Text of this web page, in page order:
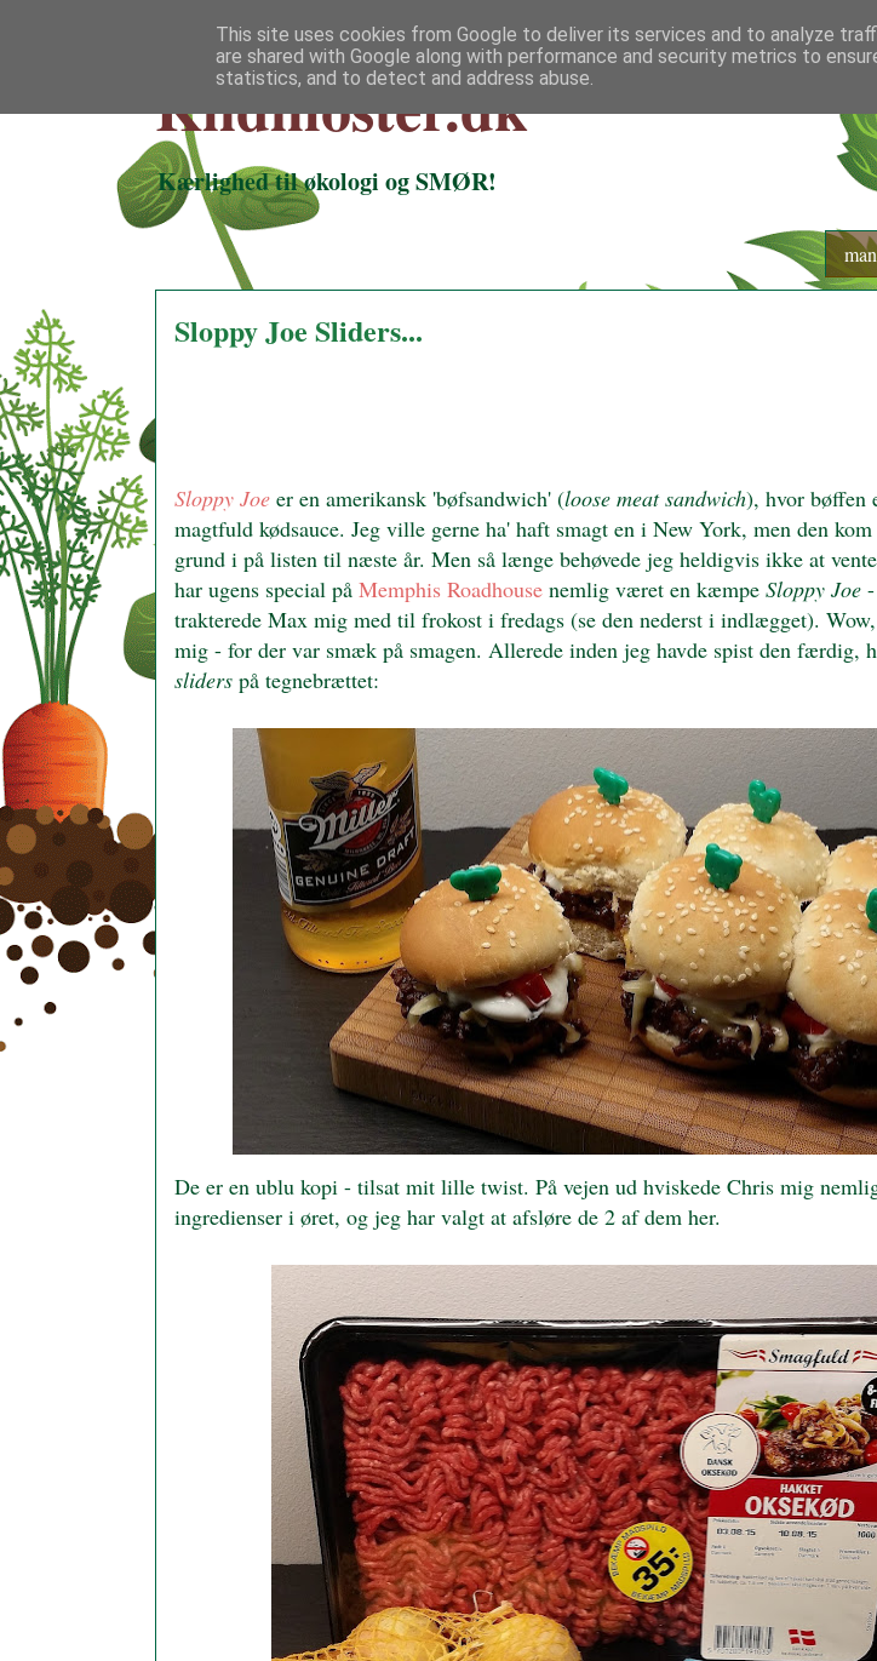
Klidmoster.dk
Kærlighed til økologi og SMØR!
Sloppy Joe Sliders...
Sloppy Joe er en amerikansk 'bøfsandwich' (loose meat sandwich), hvor bøffen
magtfuld kødsauce. Jeg ville gerne ha' haft smagt en i New York, men den
grund i på listen til næste år. Men så længe behøvede jeg heldigvis ikke at
har ugens special på Memphis Roadhouse nemlig været en kæmpe Sloppy Joe
trakterede Max mig med til frokost i fredags (se den nederst i indlægget).
mig - for der var smæk på smagen. Allerede inden jeg havde spist den færdig,
sliders på tegnebrættet:
De er en ublu kopi - tilsat mit lille twist. På vejen ud hviskede Chris mig
ingredienser i øret, og jeg har valgt at afsløre de 2 af dem her.
This site uses cookies from Google to deliver its services and to analyze
are shared with Google along with performance and security metrics to
statistics, and to detect and address abuse.